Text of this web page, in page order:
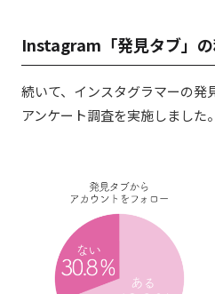
Instagram「発見タブ」
続いて、インスタグラマーの発
アンケート調査を実施しました。